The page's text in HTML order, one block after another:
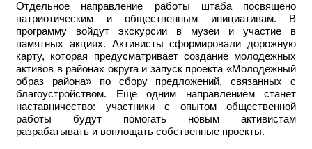
Отдельное направление работы штаба посвящено
патриотическим и общественным инициативам. В
программу войдут экскурсии в музеи и участие в
памятных акциях. Активисты сформировали дорожную
карту, которая предусматривает создание молодежных
активов в районах округа и запуск проекта «Молодежный
образ района» по сбору предложений, связанных с
благоустройством. Еще одним направлением станет
наставничество: участники с опытом общественной
работы будут помогать новым активистам
разрабатывать и воплощать собственные проекты.